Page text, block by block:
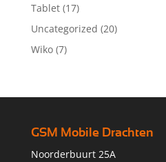
Tablet (17)
Uncategorized (20)
Wiko (7)
GSM Mobile Drachten
Noorderbuurt 25A